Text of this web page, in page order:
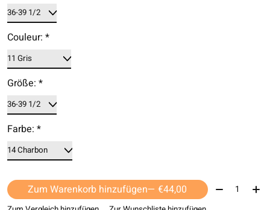
Couleur: *
Größe: *
Farbe: *
Zum Warenkorb hinzufügen — €44,00 Menge: